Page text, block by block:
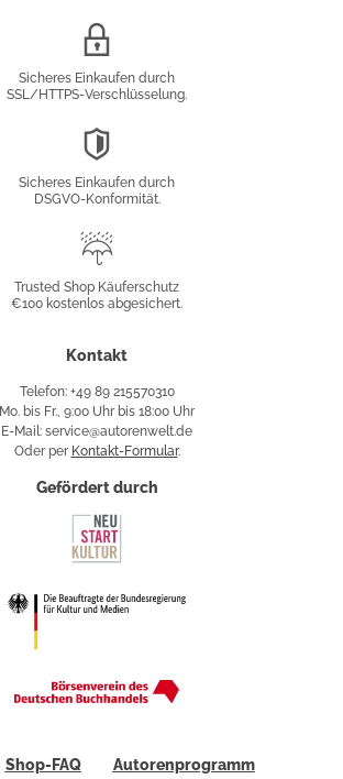
Sicheres Einkaufen durch
SSL/HTTPS-Verschlüsselung.
Sicheres Einkaufen durch
DSGVO-Konformität.
Käuferschutz
Trusted Shop Käuferschutz
€100 kostenlos abgesichert.
Kontakt
Telefon: +49 89 215570310
Mo. bis Fr., 9:00 Uhr bis 18:00 Uhr
E-Mail: service@autorenwelt.de
Oder per Kontakt-Formular.
Gefördert durch
Shop-FAQ Autorenprogramm